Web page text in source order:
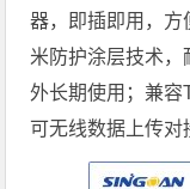
器，即插即用，方
米防护涂层技术，
外长期使用；兼容
可无线数据上传对